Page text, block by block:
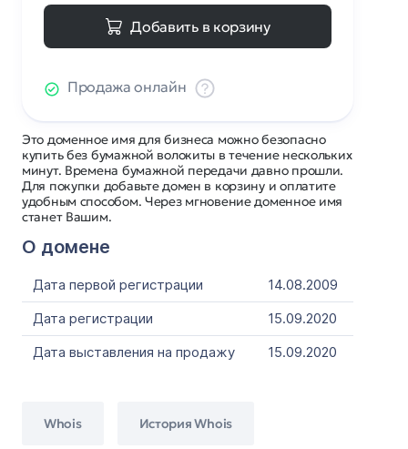
Это доменное имя для бизнеса можно безопасно
купить без бумажной волокиты в течение нескольких
минут. Времена бумажной передачи давно прошли.
Для покупки добавьте домен в корзину и оплатите
удобным способом. Через мгновение доменное имя
станет Вашим.
О домене
Дата первой регистрации
14.08.2009
Дата регистрации
15.09.2020
Дата выставления на продажу
15.09.2020
Whois История Whois
Добавить в корзину
Продажа онлайн